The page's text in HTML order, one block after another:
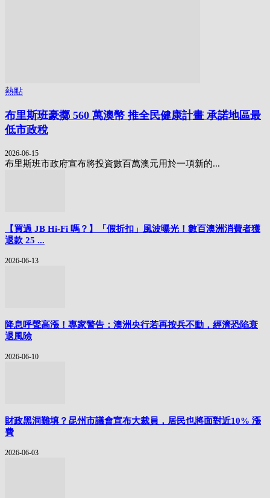
熱點
布里斯班豪擲 560 萬澳幣 推全民健康計畫 承諾地區最
低市政稅
2026-06-15
布里斯班市政府宣布將投資數百萬澳元用於一項新的...
【買過 JB Hi-Fi 嗎？】「假折扣」風波曝光！數百澳洲消費者獲
退款 25 ...
2026-06-13
降息呼聲高漲！專家警告：澳洲央行若再按兵不動，經濟恐陷衰
退風險
2026-06-10
財政黑洞難填？昆州市議會宣布大裁員，居民也將面對近10% 漲
費
2026-06-03